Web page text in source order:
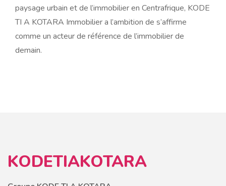
paysage urbain et de l’immobilier en Centrafrique, KODE
TI A KOTARA Immobilier a l’ambition de s’affirme
comme un acteur de référence de l’immobilier de
demain.
KODETIAKOTARA